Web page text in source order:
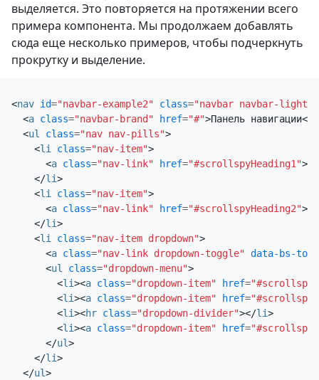
выделяется. Это повторяется на протяжении всего
примера компонента. Мы продолжаем добавлять
сюда еще несколько примеров, чтобы подчеркнуть
прокрутку и выделение.
Это некий заполнитель для страницы с прокруткой.
Обратите внимание, что при прокрутке страницы
вниз соответствующая ссылка навигации
выделяется. Это повторяется на протяжении всего
примера компонента. Мы продолжаем добавлять
сюда еще несколько примеров, чтобы подчеркнуть
прокрутку и выделение.
Третий заголовок
Это некий заполнитель для страницы с прокруткой.
Обратите внимание, что при прокрутке страницы
вниз соответствующая ссылка навигации
выделяется. Это повторяется на протяжении всего
примера компонента. Мы продолжаем добавлять
сюда еще несколько примеров, чтобы подчеркнуть
прокрутку и выделение.
<nav id="navbar-example2" class="navbar navbar-light
<a class="navbar-brand" href="#">Панель навигации</
<ul class="nav nav-pills">
<li class="nav-item">
<a class="nav-link" href="#scrollspyHeading1">
</li>
<li class="nav-item">
<a class="nav-link" href="#scrollspyHeading2">
</li>
<li class="nav-item dropdown">
<a class="nav-link dropdown-toggle" data-bs-
<ul class="dropdown-menu">
<li><a class="dropdown-item" href=
<li><a class="dropdown-item" href=
<li><hr class="dropdown-divider"></li>
<li><a class="dropdown-item" href=
</ul>
</li>
</ul>